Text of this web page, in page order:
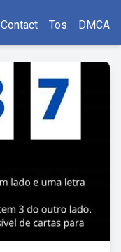
Contact Tos DMCA